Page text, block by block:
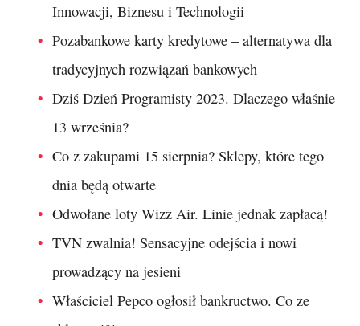
Innowacji, Biznesu i Technologii
Pozabankowe karty kredytowe – alternatywa dla
tradycyjnych rozwiązań bankowych
Dziś Dzień Programisty 2023. Dlaczego właśnie
13 września?
Co z zakupami 15 sierpnia? Sklepy, które tego
dnia będą otwarte
Odwołane loty Wizz Air. Linie jednak zapłacą!
TVN zwalnia! Sensacyjne odejścia i nowi
prowadzący na jesieni
Właściciel Pepco ogłosił bankructwo. Co ze